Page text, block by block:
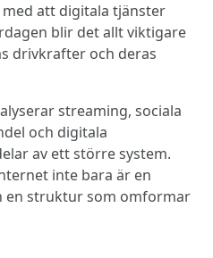
att digitala tjänster
blir det allt viktigare
drivkrafter och deras
streaming, sociala
och digitala
av ett större system.
inte bara är en
en struktur som omformar